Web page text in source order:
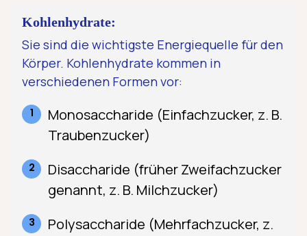
Kohlenhydrate:
Sie sind die wichtigste Energiequelle für den
Körper. Kohlenhydrate kommen in
verschiedenen Formen vor:
Monosaccharide (Einfachzucker, z. B.
Traubenzucker)
Disaccharide (früher Zweifachzucker
genannt, z. B. Milchzucker)
Polysaccharide (Mehrfachzucker, z.